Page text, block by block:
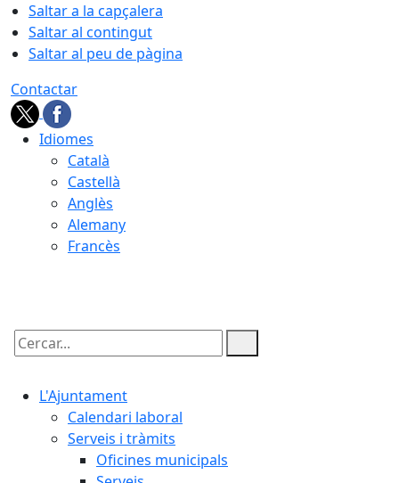
Saltar a la capçalera
Saltar al contingut
Saltar al peu de pàgina
Contactar
Idiomes
Català
Castellà
Anglès
Alemany
Francès
Cercar:
L'Ajuntament
Calendari laboral
Serveis i tràmits
Oficines municipals